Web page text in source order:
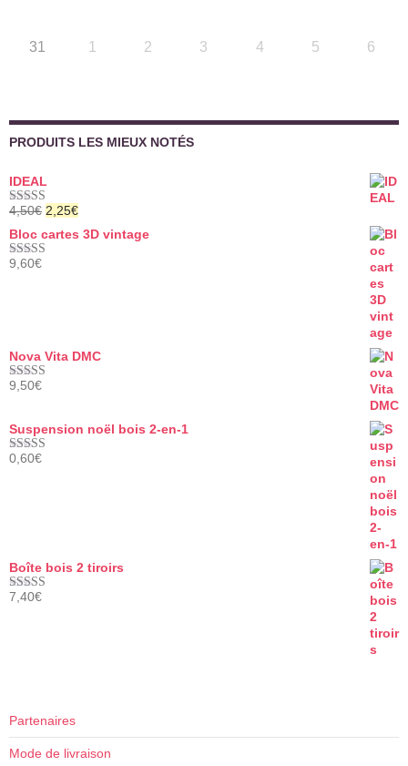
31 1 2 3 4 5 6
PRODUITS LES MIEUX NOTÉS
IDEAL
Note5.00
sur 5
4,50€ Le
initial
2,25€Le
actuel
Bloc cartes 3D vintage
Note5.00
9,60€
Nova Vita DMC
Note5.00
9,50€
Suspension noël bois 2-en-1
Note5.00
0,60€
Boîte bois 2 tiroirs
Note5.00
7,40€
Partenaires
Mode de livraison